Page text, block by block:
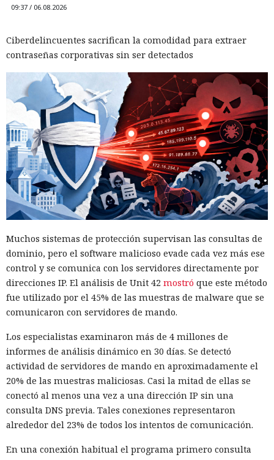
09:37 / 06.08.2026
Ciberdelincuentes sacrifican la comodidad para extraer
contraseñas corporativas sin ser detectados
Muchos sistemas de protección supervisan las consultas de
dominio, pero el software malicioso evade cada vez más ese
control y se comunica con los servidores directamente por
direcciones IP. El análisis de Unit 42 mostró que este método
fue utilizado por el 45% de las muestras de malware que se
comunicaron con servidores de mando.
Los especialistas examinaron más de 4 millones de
informes de análisis dinámico en 30 días. Se detectó
actividad de servidores de mando en aproximadamente el
20% de las muestras maliciosas. Casi la mitad de ellas se
conectó al menos una vez a una dirección IP sin una
consulta DNS previa. Tales conexiones representaron
alrededor del 23% de todos los intentos de comunicación.
En una conexión habitual el programa primero consulta